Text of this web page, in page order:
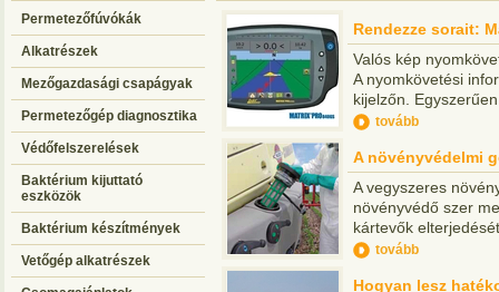
Permetezőfúvókák
Alkatrészek
Mezőgazdasági csapágyak
Permetezőgép diagnosztika
Védőfelszerelések
Baktérium kijuttató
eszközök
Baktérium készítmények
Vetőgép alkatrészek
Rendezze sorait:
Valós kép
A nyomkövetési
kijelzőn.
tovább
A növényvédelmi
A vegyszeres
növényvédő szer
kártevők
tovább
Hogyan lesz